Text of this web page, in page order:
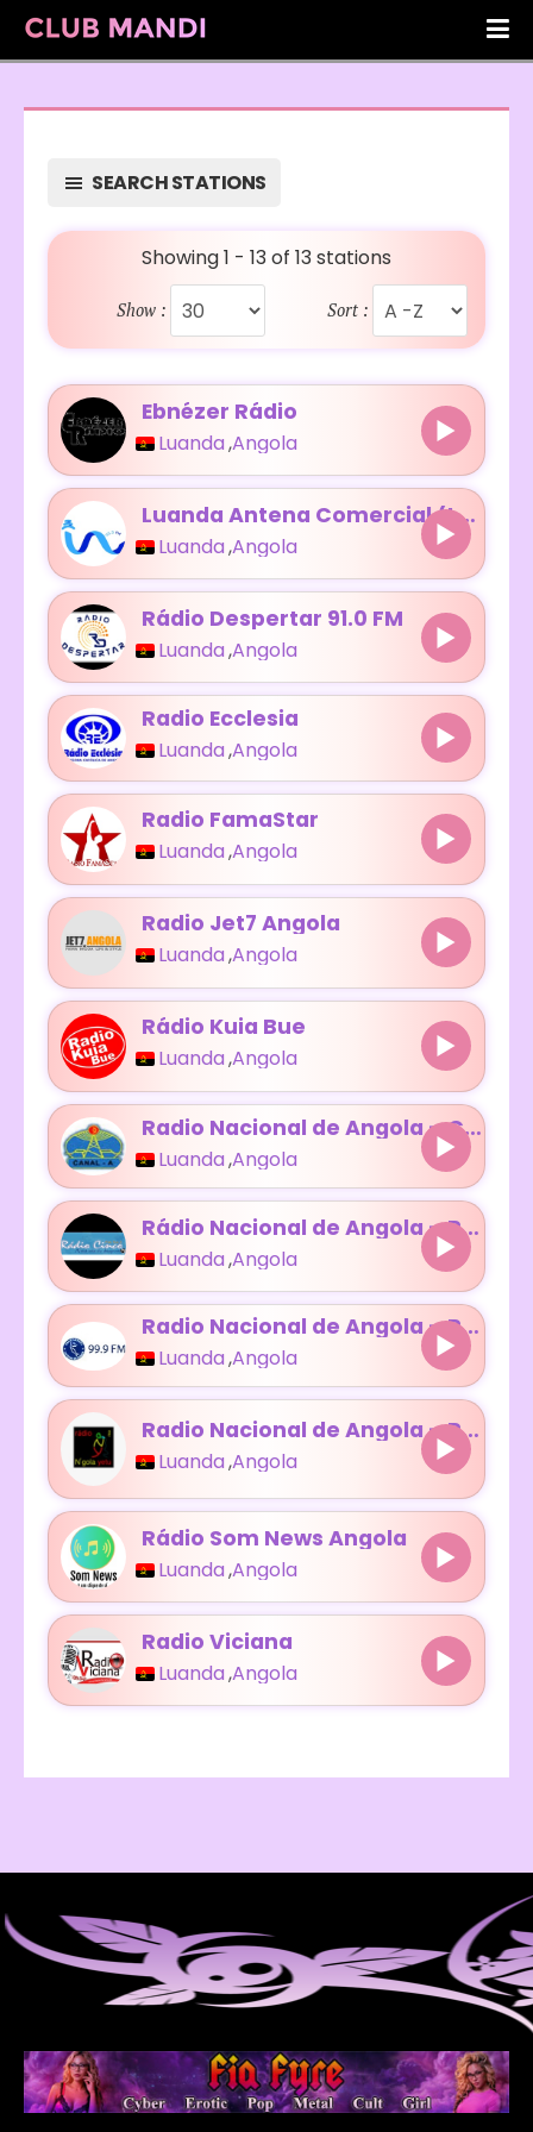
SEARCH STATIONS
Showing 1 - 13 of 13 stations
Show : Sort :
Ebnézer Rádio
Luanda,Angola
Luanda Antena Comercial (LAC)
Luanda,Angola
Rádio Despertar 91.0 FM
Luanda,Angola
Radio Ecclesia
Luanda,Angola
Radio FamaStar
Luanda,Angola
Radio Jet7 Angola
Luanda,Angola
Rádio Kuia Bue
Luanda,Angola
Radio Nacional de Angola – Canal A
Luanda,Angola
Rádio Nacional de Angola – Rádio 5
Luanda,Angola
Radio Nacional de Angola – Radio Luanda
Luanda,Angola
Radio Nacional de Angola – Radio N’Gola Yetu
Luanda,Angola
Rádio Som News Angola
Luanda,Angola
Radio Viciana
Luanda,Angola